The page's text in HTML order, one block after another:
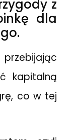
z
dla
kapitalną
co w tej